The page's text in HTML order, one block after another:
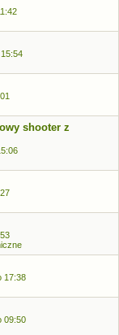
shooter z
17:38
09:50